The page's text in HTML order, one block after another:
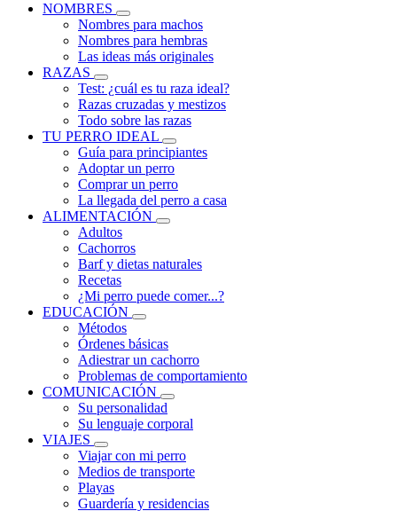
NOMBRES
Nombres para machos
Nombres para hembras
Las ideas más originales
RAZAS
Test: ¿cuál es tu raza ideal?
Razas cruzadas y mestizos
Todo sobre las razas
TU PERRO IDEAL
Guía para principiantes
Adoptar un perro
Comprar un perro
La llegada del perro a casa
ALIMENTACIÓN
Adultos
Cachorros
Barf y dietas naturales
Recetas
¿Mi perro puede comer...?
EDUCACIÓN
Métodos
Órdenes básicas
Adiestrar un cachorro
Problemas de comportamiento
COMUNICACIÓN
Su personalidad
Su lenguaje corporal
VIAJES
Viajar con mi perro
Medios de transporte
Playas
Guardería y residencias